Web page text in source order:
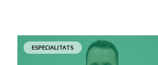
ESPECIALITATS